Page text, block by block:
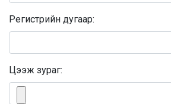
Регистрийн дугаар:
Цээж зураг: